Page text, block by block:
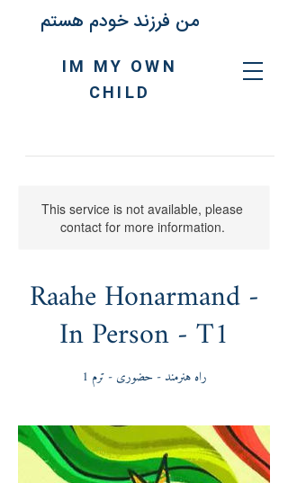
IM MY OWN
CHILD
من فرزند خودم هستم
This service is not available, please
contact for more information.
Raahe Honarmand -
In Person - T1
راه هنرمند - حضوری - ترم 1